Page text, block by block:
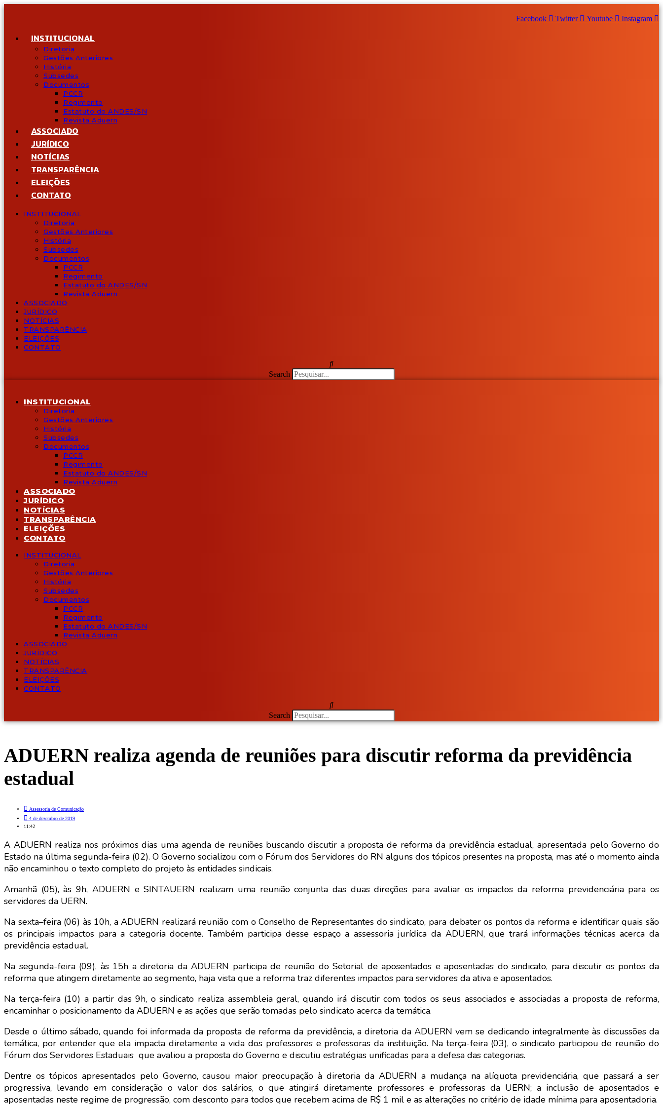
Ir
conteúdo
Facebook Twitter Youtube Instagram
INSTITUCIONAL
Diretoria
Gestões Anteriores
História
Subsedes
Documentos
PCCR
Regimento
Estatuto do ANDES/SN
Revista Aduern
ASSOCIADO
JURÍDICO
NOTÍCIAS
TRANSPARÊNCIA
ELEIÇÕES
CONTATO
INSTITUCIONAL
Diretoria
Gestões Anteriores
História
Subsedes
Documentos
PCCR
Regimento
Estatuto do ANDES/SN
Revista Aduern
ASSOCIADO
JURÍDICO
NOTÍCIAS
TRANSPARÊNCIA
ELEIÇÕES
CONTATO
Search
INSTITUCIONAL
Diretoria
Gestões Anteriores
História
Subsedes
Documentos
PCCR
Regimento
Estatuto do ANDES/SN
Revista Aduern
ASSOCIADO
JURÍDICO
NOTÍCIAS
TRANSPARÊNCIA
ELEIÇÕES
CONTATO
INSTITUCIONAL
Diretoria
Gestões Anteriores
História
Subsedes
Documentos
PCCR
Regimento
Estatuto do ANDES/SN
Revista Aduern
ASSOCIADO
JURÍDICO
NOTÍCIAS
TRANSPARÊNCIA
ELEIÇÕES
CONTATO
Search
ADUERN realiza agenda de reuniões para discutir reforma da previdência
estadual
Assessoria de Comunicação
4 de dezembro de 2019
11:42
A ADUERN realiza nos próximos dias uma agenda de reuniões buscando discutir a proposta de reforma da previdência estadual, apresentada pelo Governo do
Estado na última segunda-feira (02). O Governo socializou com o Fórum dos Servidores do RN alguns dos tópicos presentes na proposta, mas até o momento ainda
não encaminhou o texto completo do projeto às entidades sindicais.
Amanhã (05), às 9h, ADUERN e SINTAUERN realizam uma reunião conjunta das duas direções para avaliar os impactos da reforma previdenciária para os
servidores da UERN.
Na sexta–feira (06) às 10h, a ADUERN realizará reunião com o Conselho de Representantes do sindicato, para debater os pontos da reforma e identificar quais são
os principais impactos para a categoria docente. Também participa desse espaço a assessoria jurídica da ADUERN, que trará informações técnicas acerca da
previdência estadual.
Na segunda-feira (09), às 15h a diretoria da ADUERN participa de reunião do Setorial de aposentados e aposentadas do sindicato, para discutir os pontos da
reforma que atingem diretamente ao segmento, haja vista que a reforma traz diferentes impactos para servidores da ativa e aposentados.
Na terça-feira (10) a partir das 9h, o sindicato realiza assembleia geral, quando irá discutir com todos os seus associados e associadas a proposta de reforma,
encaminhar o posicionamento da ADUERN e as ações que serão tomadas pelo sindicato acerca da temática.
Desde o último sábado, quando foi informada da proposta de reforma da previdência, a diretoria da ADUERN vem se dedicando integralmente às discussões da
temática, por entender que ela impacta diretamente a vida dos professores e professoras da instituição. Na terça-feira (03), o sindicato participou de reunião do
Fórum dos Servidores Estaduais que avaliou a proposta do Governo e discutiu estratégias unificadas para a defesa das categorias.
Dentre os tópicos apresentados pelo Governo, causou maior preocupação à diretoria da ADUERN a mudança na alíquota previdenciária, que passará a ser
progressiva, levando em consideração o valor dos salários, o que atingirá diretamente professores e professoras da UERN; a inclusão de aposentados e
aposentadas neste regime de progressão, com desconto para todos que recebem acima de R$ 1 mil e as alterações no critério de idade mínima para aposentadoria.